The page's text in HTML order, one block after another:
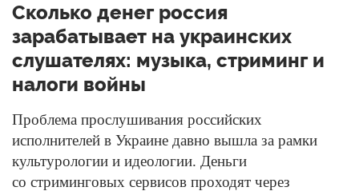
Сколько денег россия
зарабатывает на украинских
слушателях: музыка, стриминг и
налоги войны
Проблема прослушивания российских
исполнителей в Украине давно вышла за рамки
культурологии и идеологии. Деньги
со стриминговых сервисов проходят через